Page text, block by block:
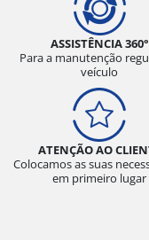
ASSISTÊNCIA 360°
Para a manutenção
veículo
ATENÇÃO AO
Colocamos as suas
em primeiro lugar